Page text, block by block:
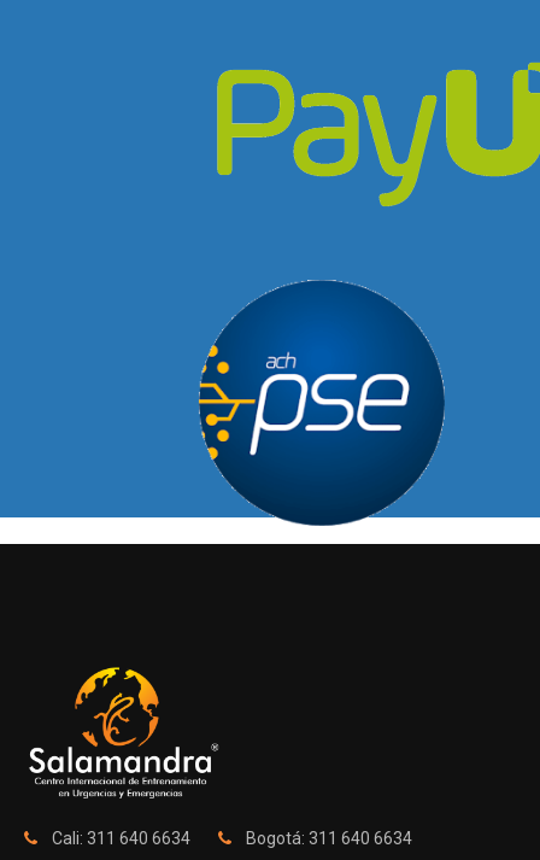
Cali: 311 640 6634
Bogotá: 311 640 6634